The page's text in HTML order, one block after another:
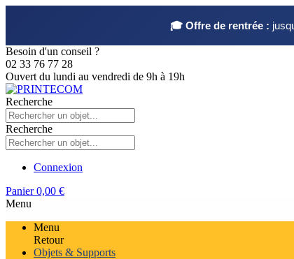
🎓 Offre de rentrée :
Besoin d'un conseil ?
02 33 76 77 28
Ouvert du lundi au vendredi de 9h à 19h
Recherche
Recherche
Connexion
Panier 0,00 €
Menu
Menu
Retour
Objets & Supports